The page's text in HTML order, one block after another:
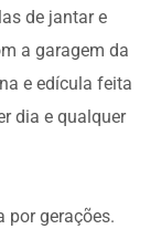
de jantar e
a garagem da
e edícula feita
dia e qualquer
por gerações.